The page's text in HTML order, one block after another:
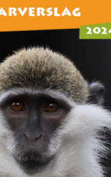
Seite finden Sie
sowie
und